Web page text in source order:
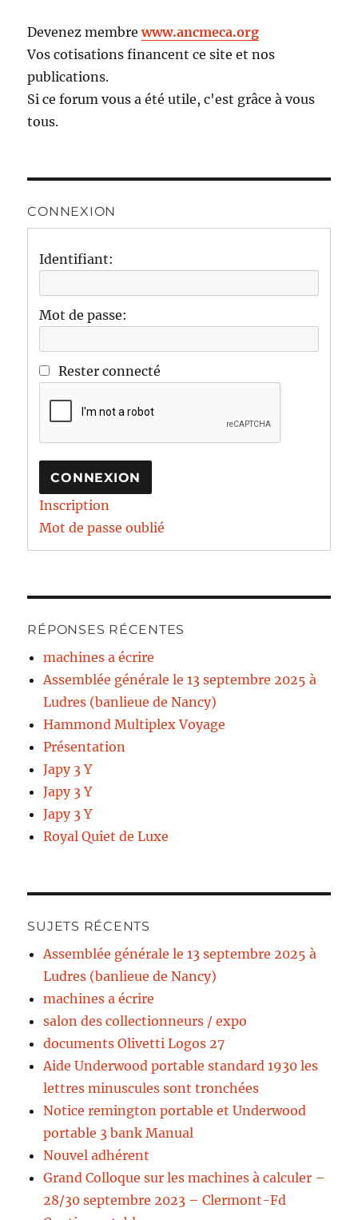
Devenez membrewww.ancmeca.org
Vos cotisations financent ce site et nos
publications.
Si ce forum vous a été utile, c'est grâce à vous
tous.
CONNEXION
Identifiant:
Mot de passe:
Rester connecté
CONNEXION
Inscription
Mot de passe oublié
RÉPONSES RÉCENTES
machines a écrire
Assemblée générale le 13 septembre 2025 à
Ludres (banlieue de Nancy)
Hammond Multiplex Voyage
Présentation
Japy 3 Y
Japy 3 Y
Japy 3 Y
Royal Quiet de Luxe
SUJETS RÉCENTS
Assemblée générale le 13 septembre 2025 à
Ludres (banlieue de Nancy)
machines a écrire
salon des collectionneurs / expo
documents Olivetti Logos 27
Aide Underwood portable standard 1930 les
lettres minuscules sont tronchées
Notice remington portable et Underwood
portable 3 bank Manual
Nouvel adhérent
Grand Colloque sur les machines à calculer –
28/30 septembre 2023 – Clermont-Fd